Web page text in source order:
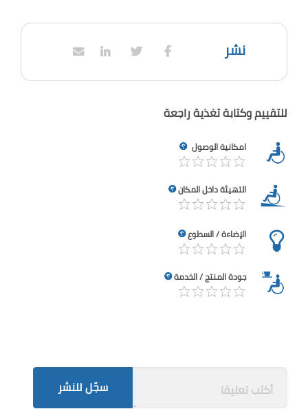
نشر
للتقييم وكتابة تغذية راجعة
امكانية الوصول
التهيئة داخل المكان
الإضاءة / السطوع
جودة المنتج / الخدمة
سجّل للنشر